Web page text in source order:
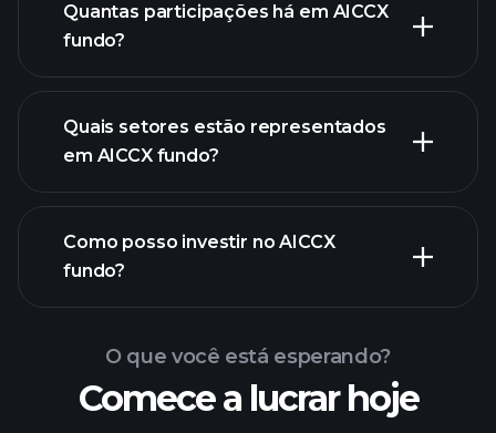
participações
participações
Quantas participações há em AICCX
fundo?
participações
Quais setores estão representados
em AICCX fundo?
Como posso investir no AICCX
fundo?
O que você está esperando?
Comece a lucrar hoje